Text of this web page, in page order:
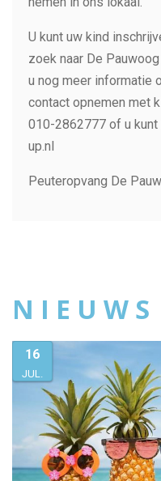
U kunt uw kind
zoek naar De
u nog meer informatie
contact opnemen met
010-2862777 of u kunt
up.nl
Peuteropvang De
N I E U W S
16
JUL.